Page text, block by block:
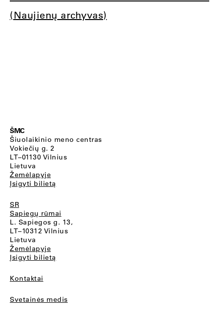
(Naujienų archyvas)
ŠMC
Šiuolaikinio meno centras
Vokiečių g. 2
LT–01130 Vilnius
Lietuva
Žemėlapyje
Įsigyti bilietą
SR
Sapiegų rūmai
L. Sapiegos g. 13,
LT–10312 Vilnius
Lietuva
Žemėlapyje
Įsigyti bilietą
Kontaktai
Svetainės medis